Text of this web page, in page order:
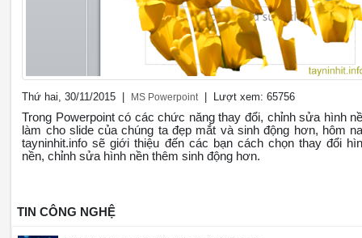
Thứ hai, 30/11/2015 | MS Powerpoint | Lượt xem: 65756
Trong Powerpoint có các chức năng thay đổi, chỉnh sửa hình
làm cho slide của chúng ta đẹp mắt và sinh động hơn, hôm
tayninhit.info sẽ giới thiệu đến các bạn cách chọn thay đổi
nền, chỉnh sửa hình nền thêm sinh động hơn.
TIN CÔNG NGHỆ